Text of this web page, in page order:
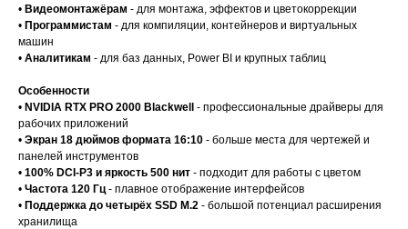
• Видеомонтажёрам - для монтажа, эффектов и цветокоррекции
• Программистам - для компиляции, контейнеров и виртуальных
машин
• Аналитикам - для баз данных, Power BI и крупных таблиц
Особенности
• NVIDIA RTX PRO 2000 Blackwell - профессиональные драйверы для
рабочих приложений
• Экран 18 дюймов формата 16:10 - больше места для чертежей и
панелей инструментов
• 100% DCI-P3 и яркость 500 нит - подходит для работы с цветом
• Частота 120 Гц- плавное отображение интерфейсов
• Поддержка до четырёх SSD M.2 - большой потенциал расширения
хранилища